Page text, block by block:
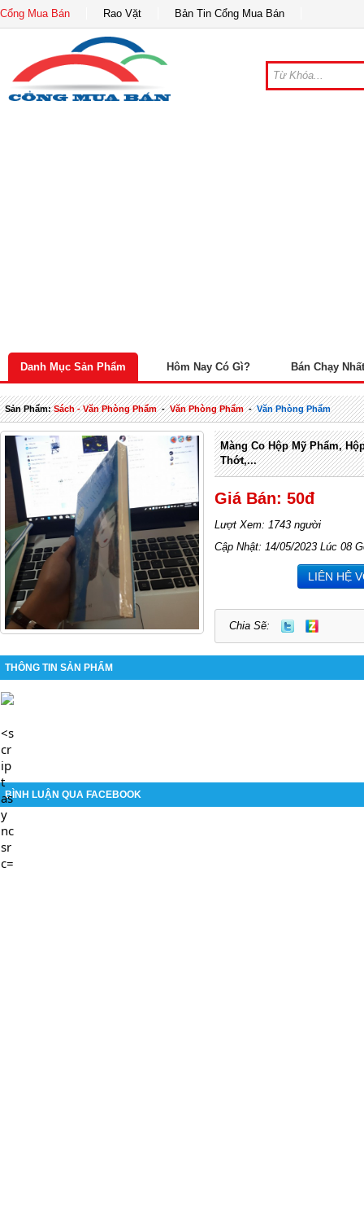
Cổng Mua Bán Rao Vặt Bản Tin Cổng Mua Bán
Danh Mục Sản Phẩm Hôm Nay Có Gì? Bán Chạy Nhất
Sản Phẩm:Sách - Văn Phòng Phẩm-Văn Phòng Phẩm-Văn Phòng Phẩm
Màng Co Hộp Mỹ Phẩm,
Thớt,...
Giá Bán: 50đ
Lượt Xem: 1743 người
Cập Nhật: 14/05/2023 Lúc 08
LIÊN HỆ
Chia Sẽ:
THÔNG TIN SẢN PHẨM
BÌNH LUẬN QUA FACEBOOK